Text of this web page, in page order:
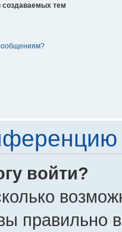
создаваемых тем
войти?
правильно